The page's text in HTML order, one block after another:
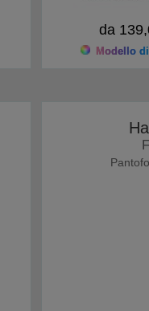
da
Modello